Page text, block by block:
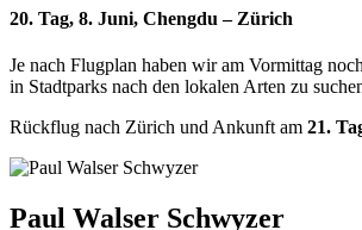
20. Tag, 8. Juni, Chengdu – Zürich
Je nach Flugplan haben wir am Vormittag
in Stadtparks nach den lokalen Arten zu
Rückflug nach Zürich und Ankunft am 21.
Paul Walser Schwyzer